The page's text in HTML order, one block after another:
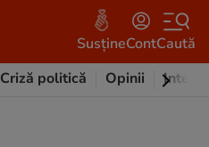
SusțineContCaută
Criză politică Opinii